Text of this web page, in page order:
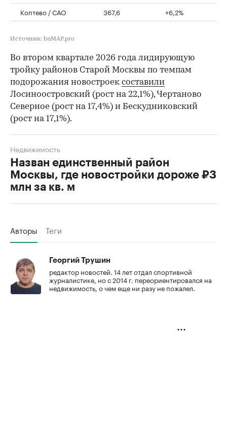
Коптево / САО
367,6 +6,2%
Источник: bnMAP.pro
Во втором квартале 2026 года лидирующую
тройку районов Старой Москвы по темпам
подорожания новостроек составили
Лосиноостровский (рост на 22,1%), Чертаново
Северное (рост на 17,4%) и Бескудниковский
(рост на 17,1%).
Назван единственный район
Москвы, где новостройки дороже ₽3
млн за кв. м
Недвижимость
Авторы Теги
Георгий Трушин
редактор новостей. 14 лет отдал спортивной
журналистике, но с 2014 г. переориентировался на
недвижимость, о чем еще ни разу не пожалел.